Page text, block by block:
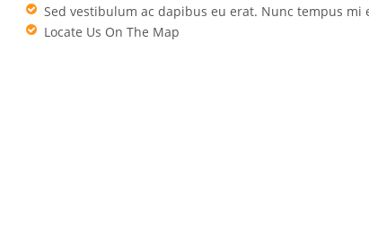
Sed vestibulum ac dapibus eu erat. Nunc tempus mi
Locate Us On The Map